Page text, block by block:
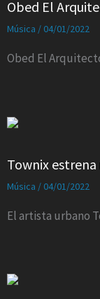
Obed El
Música / 04/01/2022
Obed El
Townix
Música / 04/01/2022
El artista urbano